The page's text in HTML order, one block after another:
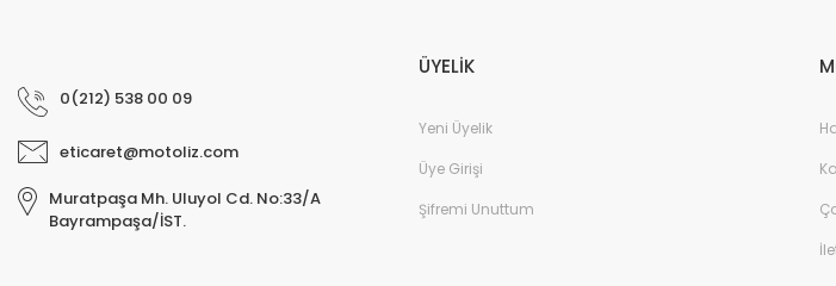
0(212) 538 00 09
eticaret@motoliz.com
Muratpaşa Mh. Uluyol Cd. No:33/A
Bayrampaşa/İST.
ÜYELİK
Yeni Üyelik
Üye Girişi
Şifremi Unuttum